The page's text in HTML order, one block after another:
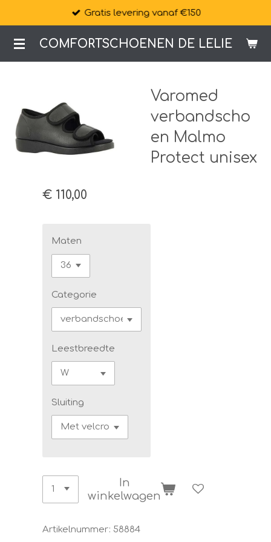
naar
de
COMFORTSCHOENEN DE LELIE
Gratis levering vanaf €150
Varomed
verbandscho
en Malmo
Protect unisex
€ 110,00
Maten
Categorie
Leestbreedte
Sluiting
In
winkelwagen
Artikelnummer: 58884